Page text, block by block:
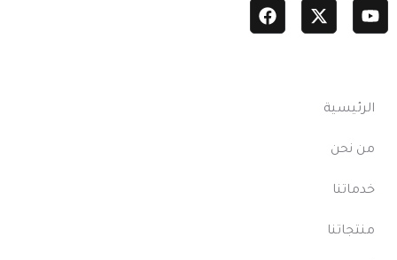
الرئيسية
من نحن
خدماتنا
منتجاتنا